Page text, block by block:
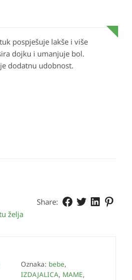
pospješuje lakše i više
dojku i umanjuje bol.
dodatnu udobnost.
Share:
želja
Oznaka: bebe,
IZDAJALICA, MAME,